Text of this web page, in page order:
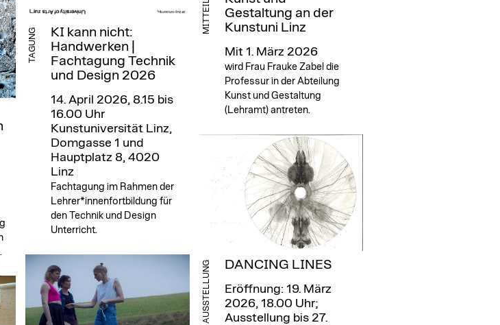
Gestaltung an der
Kunstuni Linz
Mit 1. März 2026
wird Frau Frauke Zabel die
Professur in der Abteilung
Kunst und Gestaltung
(Lehramt) antreten.
TAGUNG
KI kann nicht:
Handwerken |
Fachtagung Technik
und Design 2026
14. April 2026, 8.15 bis
16.00 Uhr
Kunstuniversität Linz,
Domgasse 1 und
Hauptplatz 8, 4020
Linz
Fachtagung im Rahmen der
Lehrer*innenfortbildung für
den Technik und Design
Unterricht.
AUSSTELLUNG DANCING LINES
Eröffnung: 19. März
2026, 18.00 Uhr;
Ausstellung bis 27.